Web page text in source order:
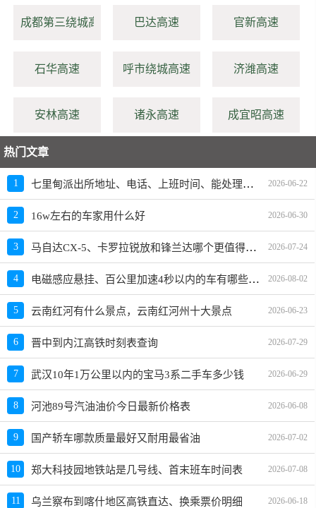
成都第三绕城高速 巴达高速 官新高速
石华高速 呼市绕城高速 济潍高速
安林高速 诸永高速 成宜昭高速
热门文章
1 七里甸派出所地址、电话、上班时间、能处理违章吗 2026-06-22
2 16w左右的车家用什么好 2026-06-30
3 马自达CX-5、卡罗拉锐放和锋兰达哪个更值得买？性价比、配置对比 2026-07-24
4 电磁感应悬挂、百公里加速4秒以内的车有哪些？买哪款好？价格多少？ 2026-08-02
5 云南红河有什么景点，云南红河州十大景点 2026-06-23
6 晋中到内江高铁时刻表查询 2026-07-29
7 武汉10年1万公里以内的宝马3系二手车多少钱 2026-06-29
8 河池89号汽油油价今日最新价格表 2026-06-08
9 国产轿车哪款质量最好又耐用最省油 2026-07-02
10 郑大科技园地铁站是几号线、首末班车时间表 2026-07-08
11 乌兰察布到喀什地区高铁直达、换乘票价明细 2026-06-18